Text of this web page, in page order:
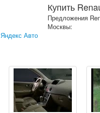
Яндекс Авто
Купить
Предложения
Москвы: